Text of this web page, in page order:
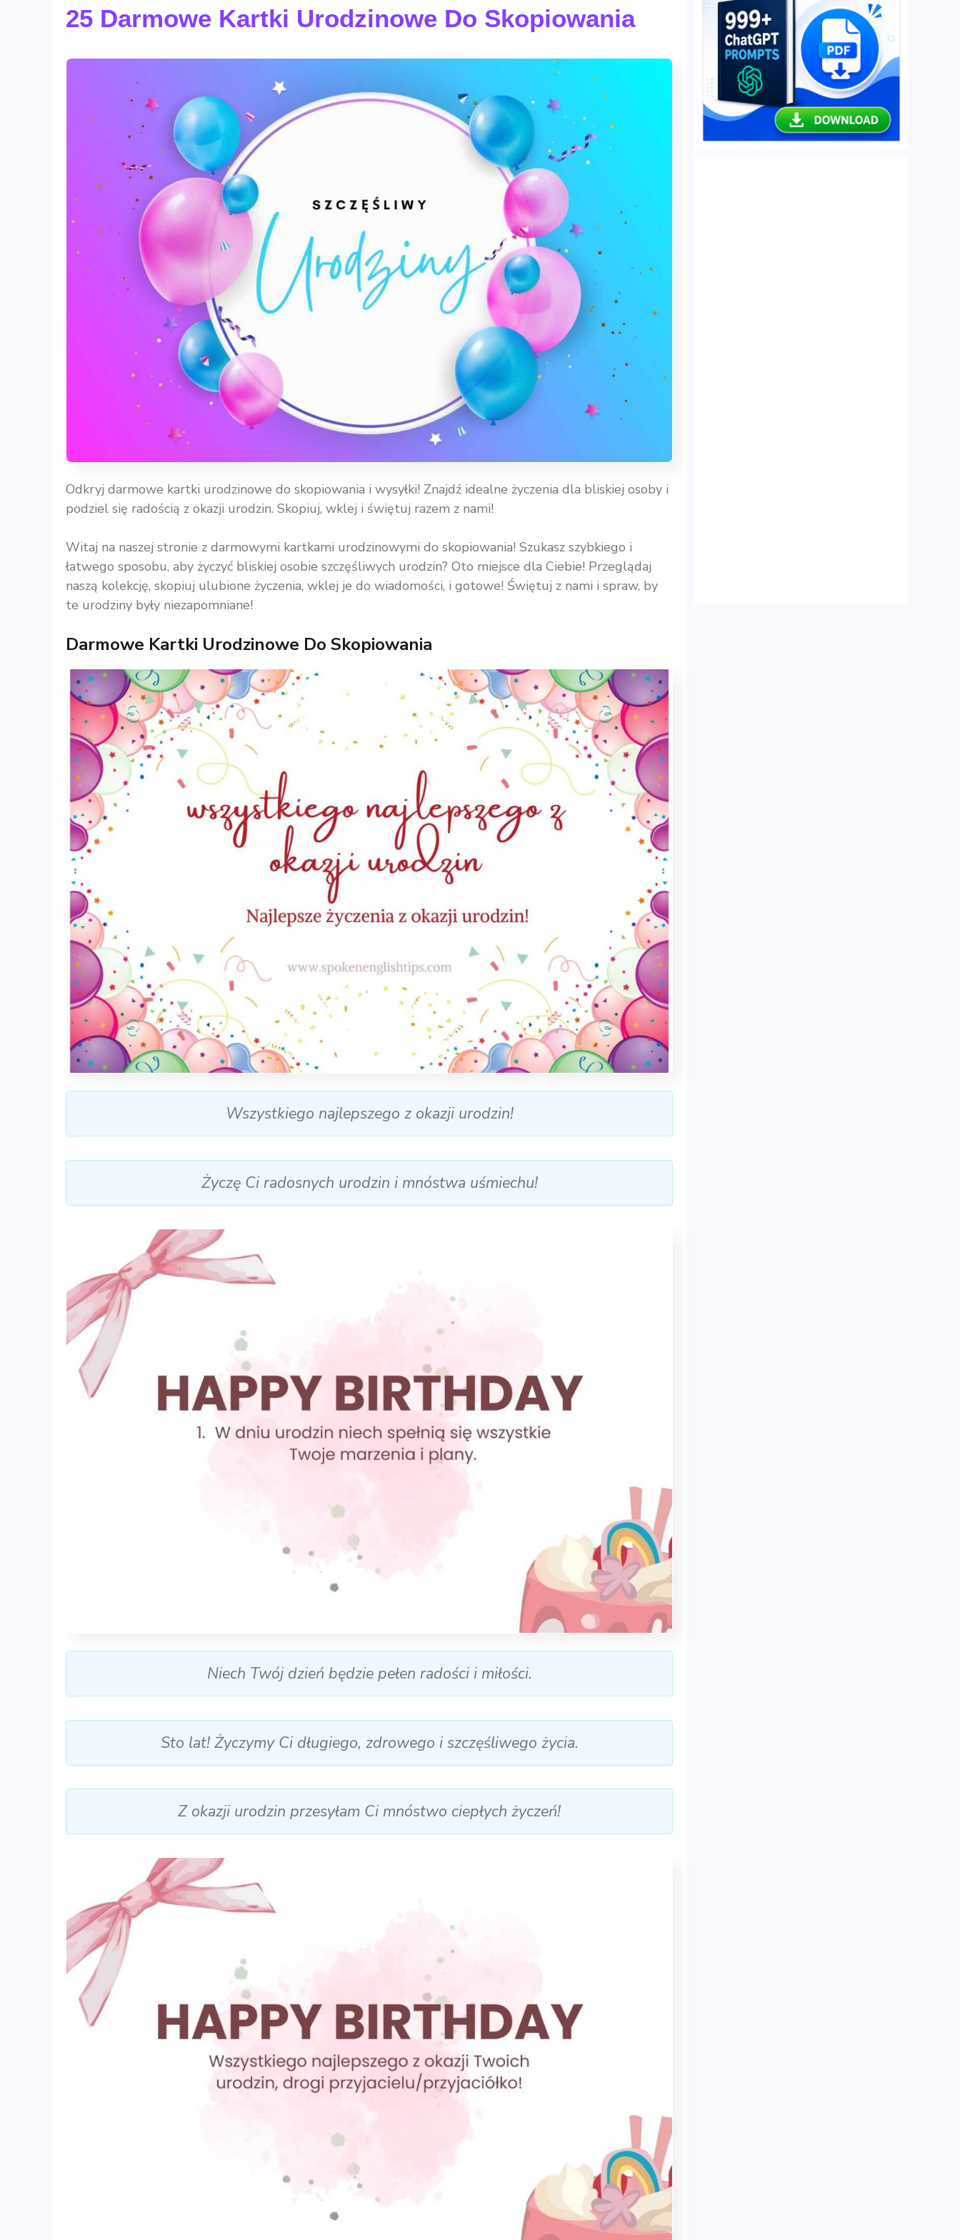
25 Darmowe Kartki Urodzinowe Do Skopiowania
Odkryj darmowe kartki urodzinowe do skopiowania i wysyłki! Znajdź idealne życzenia dla bliskiej osoby i
podziel się radością z okazji urodzin. Skopiuj, wklej i świętuj razem z nami!
Witaj na naszej stronie z darmowymi kartkami urodzinowymi do skopiowania! Szukasz szybkiego i
łatwego sposobu, aby życzyć bliskiej osobie szczęśliwych urodzin? Oto miejsce dla Ciebie! Przeglądaj
naszą kolekcję, skopiuj ulubione życzenia, wklej je do wiadomości, i gotowe! Świętuj z nami i spraw, by
te urodziny były niezapomniane!
Darmowe Kartki Urodzinowe Do Skopiowania
Wszystkiego najlepszego z okazji urodzin!
Życzę Ci radosnych urodzin i mnóstwa uśmiechu!
Niech Twój dzień będzie pełen radości i miłości.
Sto lat! Życzymy Ci długiego, zdrowego i szczęśliwego życia.
Z okazji urodzin przesyłam Ci mnóstwo ciepłych życzeń!